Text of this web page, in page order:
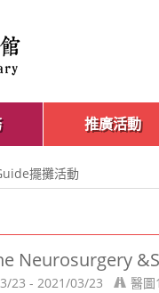
推廣活動
擺攤活動
Neurosurgery
23 - 2021/03/23 醫圖